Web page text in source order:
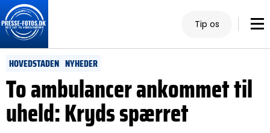
Tip os
HOVEDSTADEN NYHEDER
To ambulancer ankommet til
uheld: Kryds spærret